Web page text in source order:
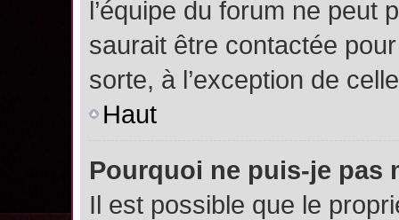
l’équipe du forum ne peut
saurait être contactée
sorte, à l’exception de
Haut
Pourquoi ne puis-je pas
Il est possible que le